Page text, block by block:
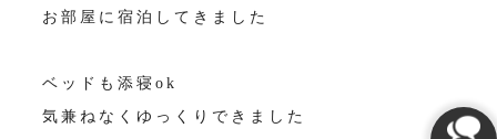
お部屋に宿泊してきました
ベッドも添寝ok
気兼ねなくゆっくりできました